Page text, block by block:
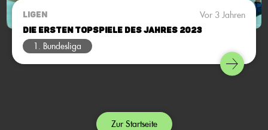
LIGEN Vor 3 Jahren
Die ersten Topspiele des Jahres 2023
1. Bundesliga
Zur Startseite